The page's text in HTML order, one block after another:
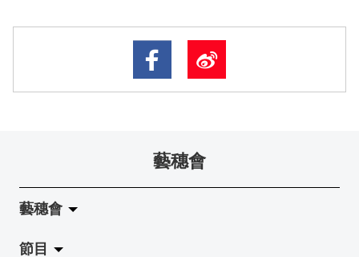
藝穗會
藝穗會
關於藝穗會
節目